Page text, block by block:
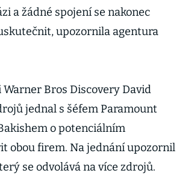
a žádné spojení se nakonec
upozornila agentura
Warner Bros Discovery David
jednal s šéfem Paramount
o potenciálním
obou firem. Na jednání upozornil
se odvolává na více zdrojů.